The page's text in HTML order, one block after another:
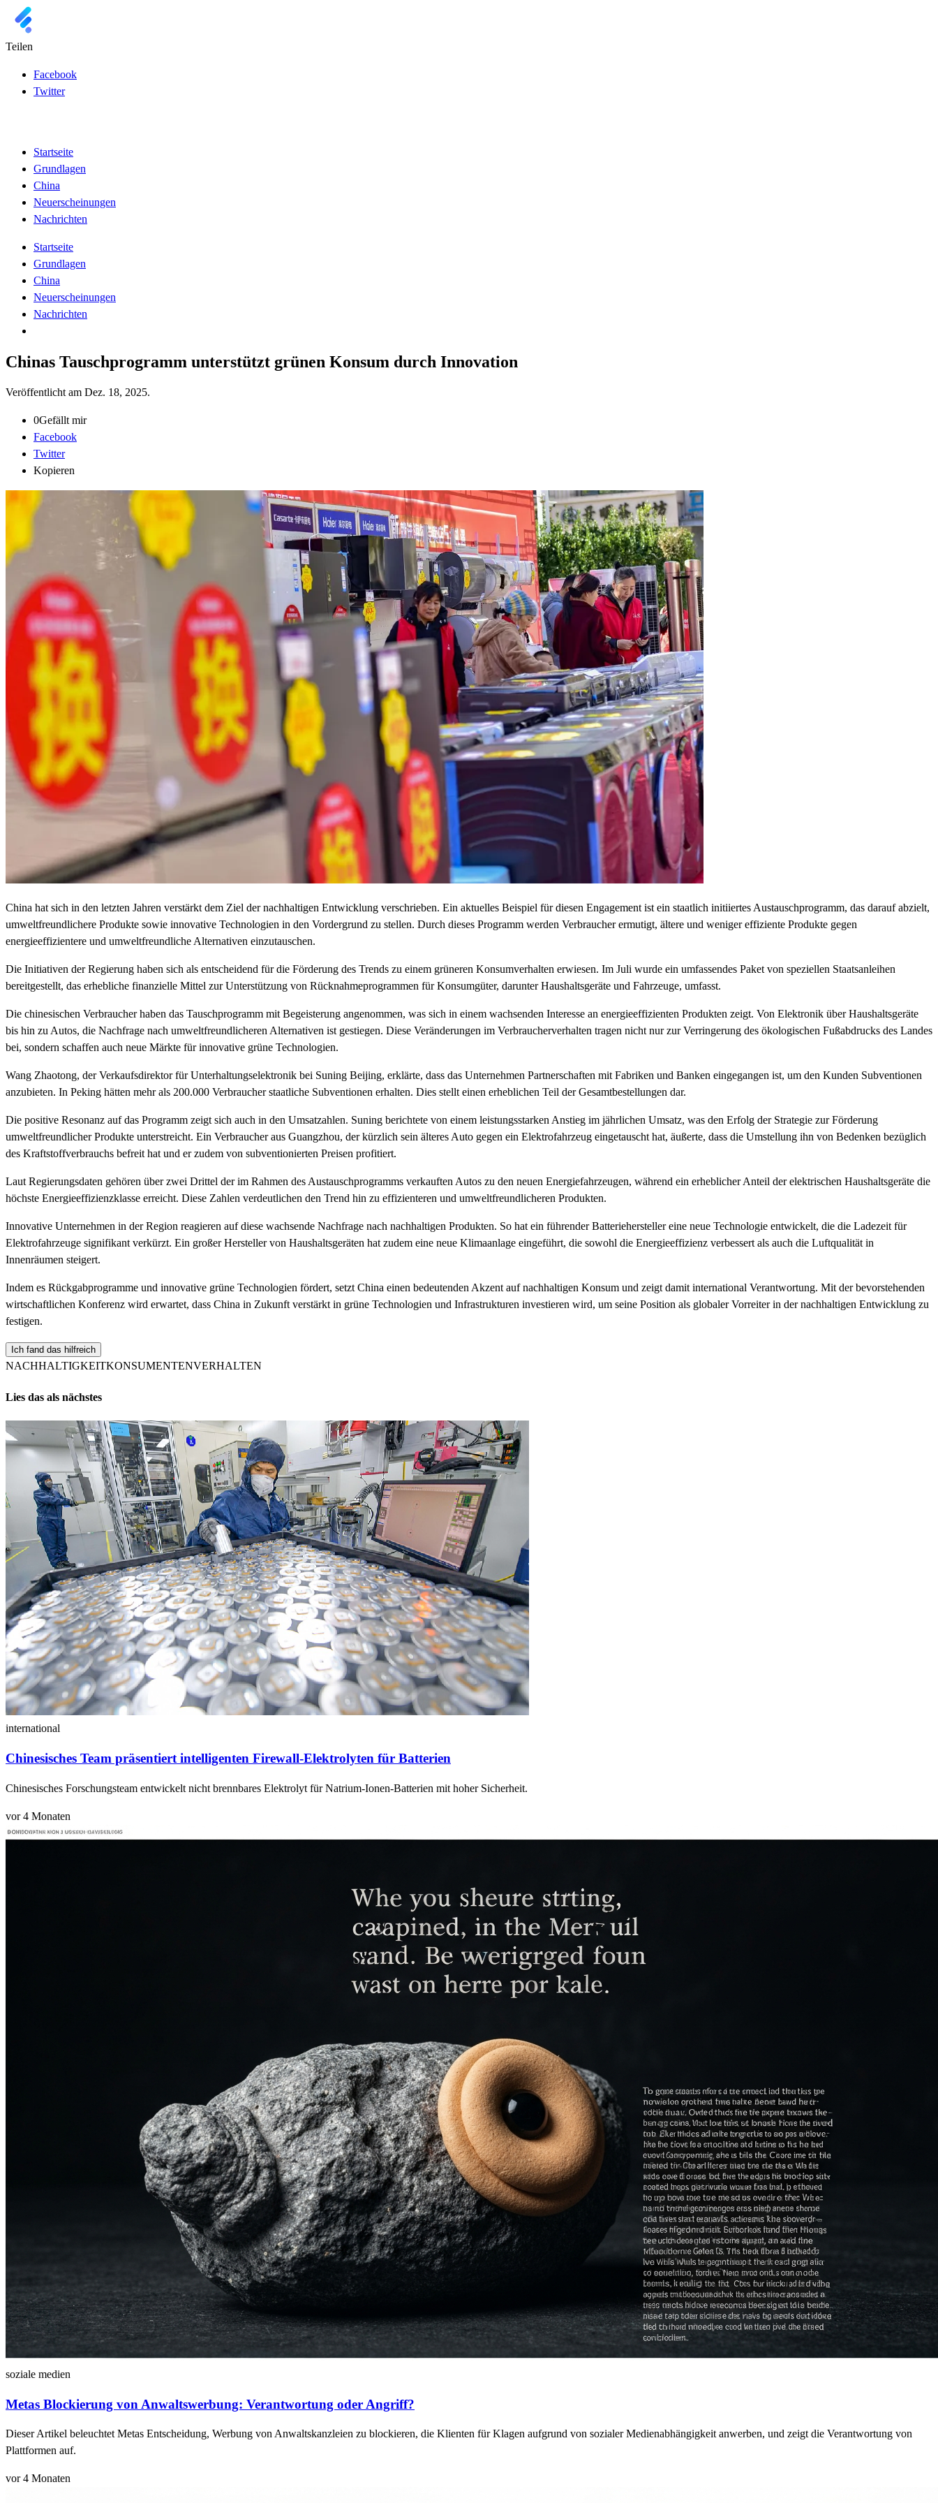
Teilen
Facebook
Twitter
Startseite
Grundlagen
China
Neuerscheinungen
Nachrichten
Startseite
Grundlagen
China
Neuerscheinungen
Nachrichten
Chinas Tauschprogramm unterstützt grünen Konsum durch Innovation
Veröffentlicht am Dez. 18, 2025.
0Gefällt mir
Facebook
Twitter
Kopieren
China hat sich in den letzten Jahren verstärkt dem Ziel der nachhaltigen Entwicklung verschrieben. Ein aktuelles Beispiel für diesen Engagement ist ein staatlich initiiertes Austauschprogramm, das darauf abzielt,
umweltfreundlichere Produkte sowie innovative Technologien in den Vordergrund zu stellen. Durch dieses Programm werden Verbraucher ermutigt, ältere und weniger effiziente Produkte gegen
energieeffizientere und umweltfreundliche Alternativen einzutauschen.
Die Initiativen der Regierung haben sich als entscheidend für die Förderung des Trends zu einem grüneren Konsumverhalten erwiesen. Im Juli wurde ein umfassendes Paket von speziellen Staatsanleihen
bereitgestellt, das erhebliche finanzielle Mittel zur Unterstützung von Rücknahmeprogrammen für Konsumgüter, darunter Haushaltsgeräte und Fahrzeuge, umfasst.
Die chinesischen Verbraucher haben das Tauschprogramm mit Begeisterung angenommen, was sich in einem wachsenden Interesse an energieeffizienten Produkten zeigt. Von Elektronik über Haushaltsgeräte
bis hin zu Autos, die Nachfrage nach umweltfreundlicheren Alternativen ist gestiegen. Diese Veränderungen im Verbraucherverhalten tragen nicht nur zur Verringerung des ökologischen Fußabdrucks des Landes
bei, sondern schaffen auch neue Märkte für innovative grüne Technologien.
Wang Zhaotong, der Verkaufsdirektor für Unterhaltungselektronik bei Suning Beijing, erklärte, dass das Unternehmen Partnerschaften mit Fabriken und Banken eingegangen ist, um den Kunden Subventionen
anzubieten. In Peking hätten mehr als 200.000 Verbraucher staatliche Subventionen erhalten. Dies stellt einen erheblichen Teil der Gesamtbestellungen dar.
Die positive Resonanz auf das Programm zeigt sich auch in den Umsatzahlen. Suning berichtete von einem leistungsstarken Anstieg im jährlichen Umsatz, was den Erfolg der Strategie zur Förderung
umweltfreundlicher Produkte unterstreicht. Ein Verbraucher aus Guangzhou, der kürzlich sein älteres Auto gegen ein Elektrofahrzeug eingetauscht hat, äußerte, dass die Umstellung ihn von Bedenken bezüglich
des Kraftstoffverbrauchs befreit hat und er zudem von subventionierten Preisen profitiert.
Laut Regierungsdaten gehören über zwei Drittel der im Rahmen des Austauschprogramms verkauften Autos zu den neuen Energiefahrzeugen, während ein erheblicher Anteil der elektrischen Haushaltsgeräte die
höchste Energieeffizienzklasse erreicht. Diese Zahlen verdeutlichen den Trend hin zu effizienteren und umweltfreundlicheren Produkten.
Innovative Unternehmen in der Region reagieren auf diese wachsende Nachfrage nach nachhaltigen Produkten. So hat ein führender Batteriehersteller eine neue Technologie entwickelt, die die Ladezeit für
Elektrofahrzeuge signifikant verkürzt. Ein großer Hersteller von Haushaltsgeräten hat zudem eine neue Klimaanlage eingeführt, die sowohl die Energieeffizienz verbessert als auch die Luftqualität in
Innenräumen steigert.
Indem es Rückgabprogramme und innovative grüne Technologien fördert, setzt China einen bedeutenden Akzent auf nachhaltigen Konsum und zeigt damit international Verantwortung. Mit der bevorstehenden
wirtschaftlichen Konferenz wird erwartet, dass China in Zukunft verstärkt in grüne Technologien und Infrastrukturen investieren wird, um seine Position als globaler Vorreiter in der nachhaltigen Entwicklung zu
festigen.
Ich fand das hilfreich
NACHHALTIGKEITKONSUMENTENVERHALTEN
Lies das als nächstes
international
Chinesisches Team präsentiert intelligenten Firewall-Elektrolyten für Batterien
Chinesisches Forschungsteam entwickelt nicht brennbares Elektrolyt für Natrium-Ionen-Batterien mit hoher Sicherheit.
vor 4 Monaten
soziale medien
Metas Blockierung von Anwaltswerbung: Verantwortung oder Angriff?
Dieser Artikel beleuchtet Metas Entscheidung, Werbung von Anwaltskanzleien zu blockieren, die Klienten für Klagen aufgrund von sozialer Medienabhängigkeit anwerben, und zeigt die Verantwortung von
Plattformen auf.
vor 4 Monaten